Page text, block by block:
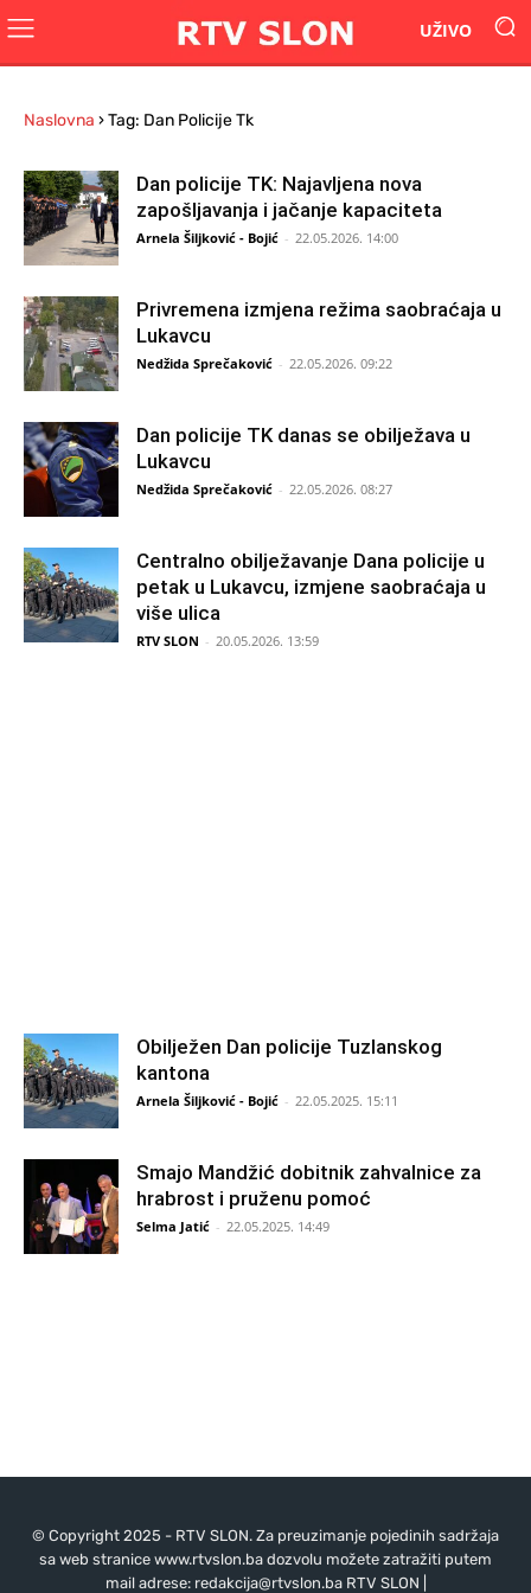
UŽIVO
Naslovna ›Tag: Dan Policije Tk
Dan policije TK: Najavljena nova
zapošljavanja i jačanje kapaciteta
Arnela Šiljković - Bojić - 22.05.2026. 14:00
Privremena izmjena režima saobraćaja u
Lukavcu
Nedžida Sprečaković - 22.05.2026. 09:22
Dan policije TK danas se obilježava u
Lukavcu
Nedžida Sprečaković - 22.05.2026. 08:27
Centralno obilježavanje Dana policije u
petak u Lukavcu, izmjene saobraćaja u
više ulica
RTV SLON - 20.05.2026. 13:59
Obilježen Dan policije Tuzlanskog
kantona
Arnela Šiljković - Bojić - 22.05.2025. 15:11
Smajo Mandžić dobitnik zahvalnice za
hrabrost i pruženu pomoć
Selma Jatić - 22.05.2025. 14:49
© Copyright 2025 - RTV SLON. Za preuzimanje pojedinih sadržaja
sa web stranice www.rtvslon.ba dozvolu možete zatražiti putem
mail adrese: redakcija@rtvslon.baRTV SLON |